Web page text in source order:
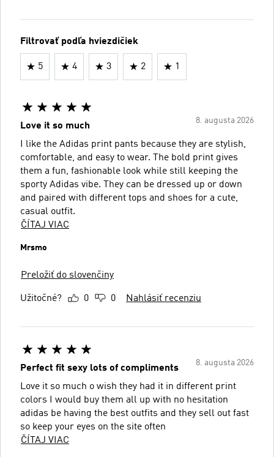
Filtrovať podľa hviezdičiek
5 4 3 2 1
8. augusta 2026
Love it so much
I like the Adidas print pants because they are stylish,
comfortable, and easy to wear. The bold print gives
them a fun, fashionable look while still keeping the
sporty Adidas vibe. They can be dressed up or down
and paired with different tops and shoes for a cute,
casual outfit.
ČÍTAJ VIAC
Mrsmo
Preložiť do slovenčiny
Užitočné? 0 0 Nahlásiť recenziu
8. augusta 2026
Perfect fit sexy lots of compliments
Love it so much o wish they had it in different print
colors I would buy them all up with no hesitation
adidas be having the best outfits and they sell out fast
so keep your eyes on the site often
ČÍTAJ VIAC